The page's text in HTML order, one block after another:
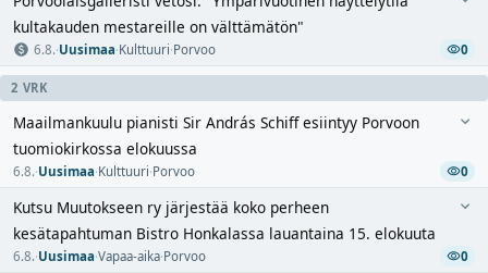
kultakauden mestareille on välttämätön"
6.8.·Uusimaa·Kulttuuri·Porvoo 0
2 VRK
Maailmankuulu pianisti Sir András Schiff esiintyy Porvoon
tuomiokirkossa elokuussa
6.8.·Uusimaa·Kulttuuri·Porvoo 0
Kutsu Muutokseen ry järjestää koko perheen
kesätapahtuman Bistro Honkalassa lauantaina 15. elokuuta
6.8.·Uusimaa·Vapaa-aika·Porvoo 0